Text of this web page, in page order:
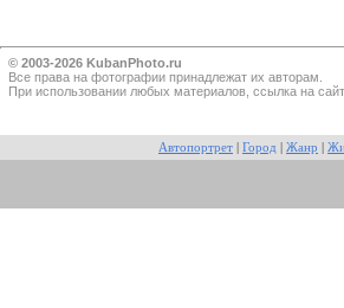
© 2003-2026 KubanPhoto.ru
Все прaва на фотографии принадлежат их авторам.
При использовании любых материалов, ссылка на сайт
Автопортрет Город Жанр